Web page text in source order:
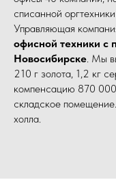
списанной
Управляющая
офисной техники с
Новосибирске . Мы
210 г золота, 1,2 кг
компенсацию 870
складское
холла.